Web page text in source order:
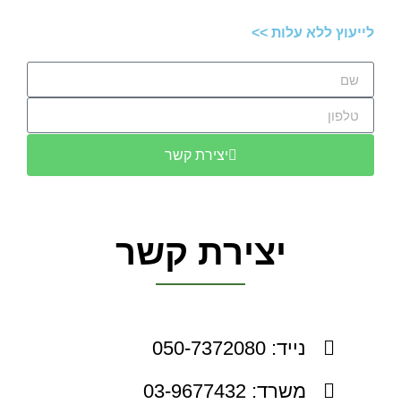
לייעוץ ללא עלות >>
יצירת קשר
יצירת קשר
נייד: 050-7372080
משרד: 03-9677432